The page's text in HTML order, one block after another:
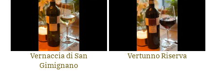
Vernaccia di San
Gimignano
Vertunno Riserva